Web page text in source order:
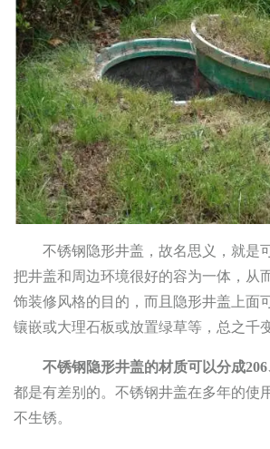
不锈钢隐形井盖，故名思义，就是
把井盖和周边环境很好的容为一体，从
饰装修风格的目的，而且隐形井盖上面
镶嵌或大理石板或放置绿草等，总之千
不锈钢隐形井盖的材质可以分成206
都是有差别的。不锈钢井盖在多年的使
不生锈。